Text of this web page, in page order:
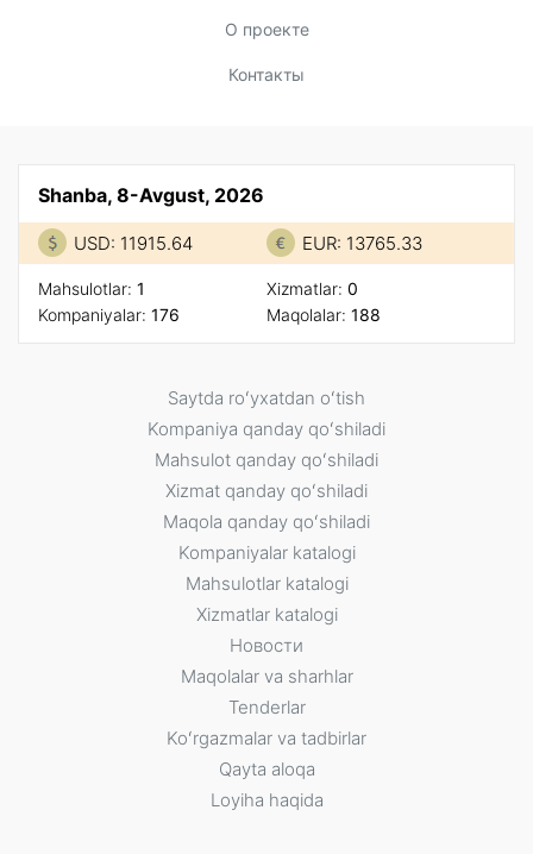
О проекте
Контакты
Shanba, 8-Avgust, 2026
USD: 11915.64 EUR: 13765.33
Mahsulotlar: 1
Kompaniyalar: 176
Xizmatlar: 0
Maqolalar: 188
Saytda roʻyxatdan oʻtish
Kompaniya qanday qoʻshiladi
Mahsulot qanday qoʻshiladi
Xizmat qanday qoʻshiladi
Maqola qanday qoʻshiladi
Kompaniyalar katalogi
Mahsulotlar katalogi
Xizmatlar katalogi
Новости
Maqolalar va sharhlar
Tenderlar
Koʻrgazmalar va tadbirlar
Qayta aloqa
Loyiha haqida